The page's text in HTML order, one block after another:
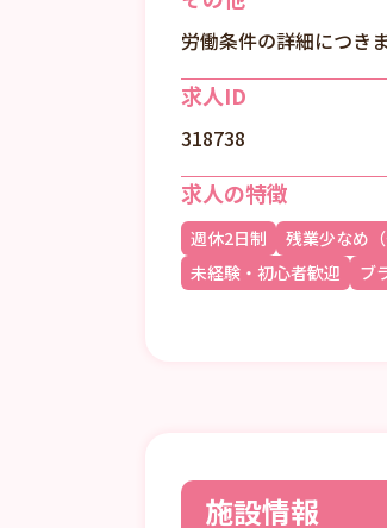
労働条件の詳細につき
求人ID
318738
求人の特徴
週休2日制 残業少なめ（
未経験・初心者歓迎
ブ
施設情報